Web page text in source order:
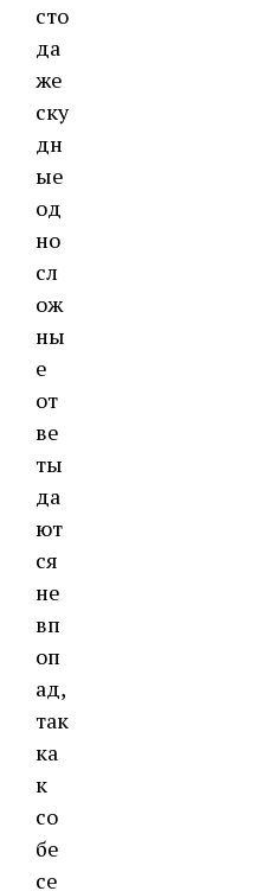
сто
да
же
ску
дн
ые
од
но
сл
ож
ны
е
от
ве
ты
да
ют
ся
не
вп
оп
ад,
так
ка
к
со
бе
се